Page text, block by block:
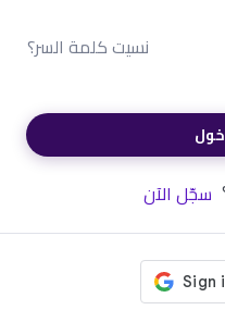
نسيت كلمة السر؟
سجّل الآن